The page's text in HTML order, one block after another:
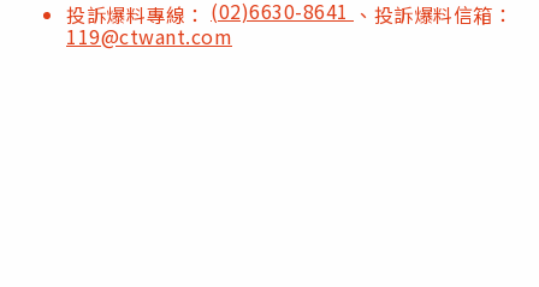
投訴爆料專線： (02)6630-8641 、投訴爆料信箱：
119@ctwant.com